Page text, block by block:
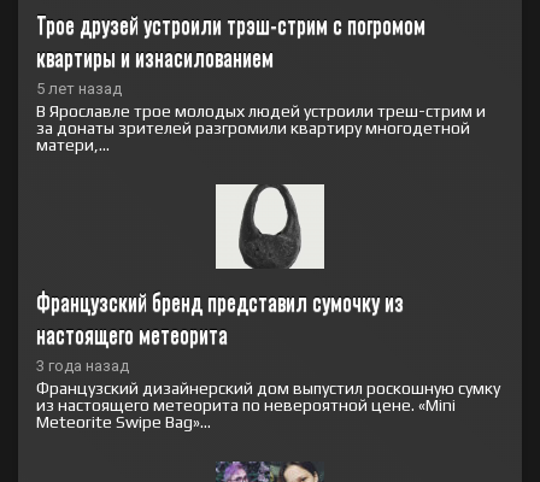
Трое друзей устроили трэш-стрим с погромом
квартиры и изнасилованием
5 лет назад
В Ярославле трое молодых людей устроили треш-стрим и
за донаты зрителей разгромили квартиру многодетной
матери,...
Французский бренд представил сумочку из
настоящего метеорита
3 года назад
Французский дизайнерский дом выпустил роскошную сумку
из настоящего метеорита по невероятной цене. «Mini
Meteorite Swipe Bag»...